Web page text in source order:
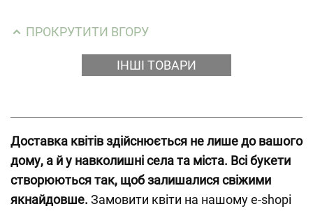
ПРОКРУТИТИ ВГОРУ
ІНШІ ТОВАРИ
Доставка квітів здійснюється не лише до вашого
дому, а й у навколишні села та міста. Всі букети
створюються так, щоб залишалися свіжими
якнайдовше. Замовити квіти на нашому e-shopі